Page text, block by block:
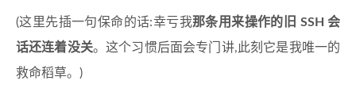
(这里先插一句保命的话:幸亏我那条用来操作的旧 SSH 会
话还连着没关。这个习惯后面会专门讲,此刻它是我唯一的
救命稻草。)